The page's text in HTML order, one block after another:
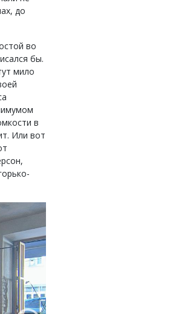
до
во
бы.
мило
в
Или вот